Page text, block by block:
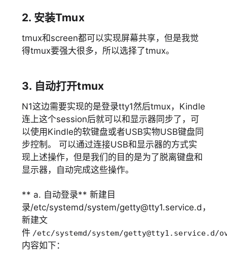
2. 安装Tmux
tmux和screen都可以实现屏幕共享，但是我觉
得tmux要强大很多，所以选择了tmux。
3. 自动打开tmux
N1这边需要实现的是登录tty1然后tmux，Kindle
连上这个session后就可以和显示器同步了，可
以使用Kindle的软键盘或者USB实物USB键盘同
步控制。 可以通过连接USB和显示器的方式实
现上述操作，但是我们的目的是为了脱离键盘和
显示器，自动完成这些操作。
** a. 自动登录** 新建目
录/etc/systemd/system/getty@tty1.service.d ，
新建文
件 /etc/systemd/system/getty@tty1.service.d/
内容如下：